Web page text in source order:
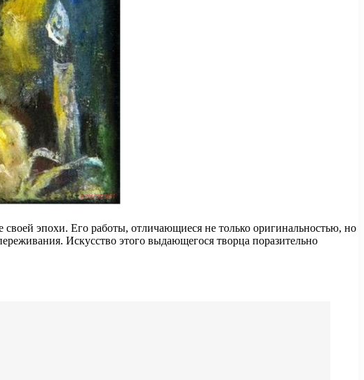
эпохи. Его работы, отличающиеся не только оригинальностью, но
Искусство этого выдающегося творца поразительно